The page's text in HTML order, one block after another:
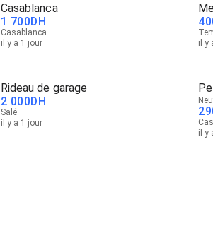
Casablanca
1 700DH
Casablanca
il y a 1 jour
il y
Rideau de garage
2 000DH
Salé
il y a 1 jour
il y